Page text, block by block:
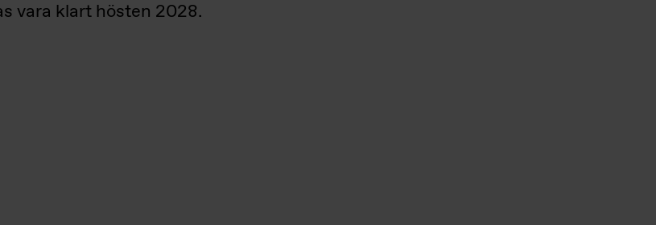
vara klart hösten 2028.